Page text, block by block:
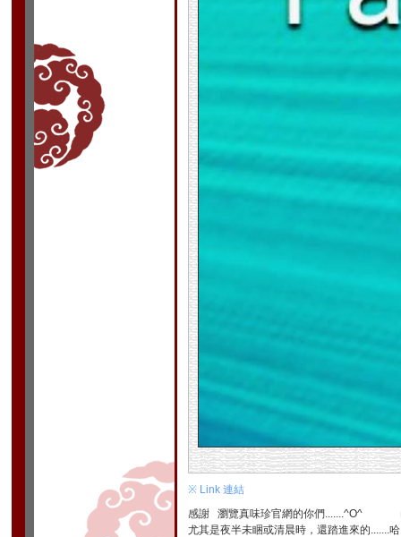
※ Link 連結
感謝 瀏覽真味珍官網的你們.......^O^
尤其是夜半未睏或清晨時，還踏進來的.......